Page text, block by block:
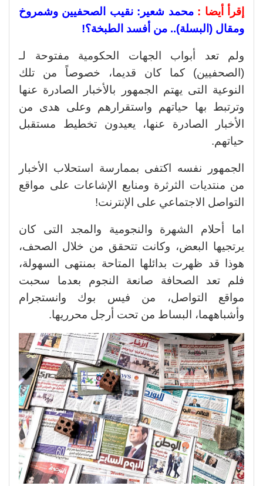
إقرأ أيضا :محمد شعير: نقيب الصحفيين وشمروخ
ومقال (البسلة).. من أفسد الطبخة؟!
ولم تعد أبواب الجهات الحكومية مفتوحة لـ
(الصحفيين) كما كان قديما، خصوصاً من تلك
النوعية التى يهتم الجمهور بالأخبار الصادرة عنها
وترتبط بها حياتهم واستقرارهم وعلى هدى من
الأخبار الصادرة عنها، يعيدون تخطيط مستقبل
حياتهم.
الجمهور نفسه اكتفى بممارسة استحلاب الأخبار
من منتديات الثرثرة ومنابع الإشاعات على مواقع
التواصل الاجتماعي على الإنترنت!
اما أحلام الشهرة والنجومية والمجد التى كان
يرتجيها البعض، وكانت تتحقق من خلال الصحف،
هوذا قد ظهرت بدائلها المتاحة بمنتهى السهولة،
فلم تعد الصحافة صانعة النجوم بعدما سحبت
مواقع التواصل، من فيس بوك وانستجرام
وأشباههما، البساط من تحت أرجل محرريها.